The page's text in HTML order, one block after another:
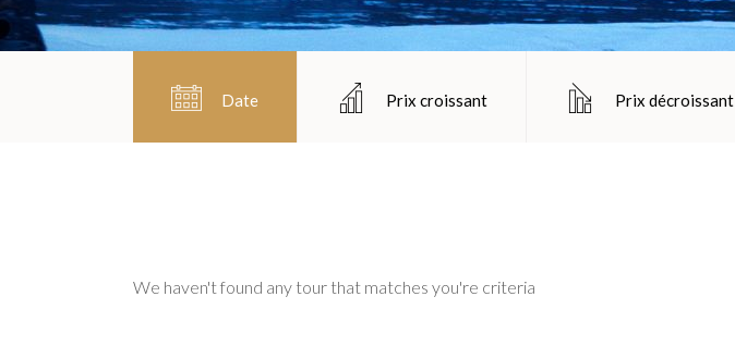
Date Prix croissant Prix décroissant
We haven't found any tour that matches you're criteria